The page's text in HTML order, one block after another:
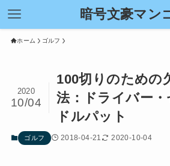
暗号文豪マン
ホーム ゴルフ
100切りのための
法：ドライバー・
ドルパット
2020
10/04
ゴルフ 2018-04-21 2020-10-04